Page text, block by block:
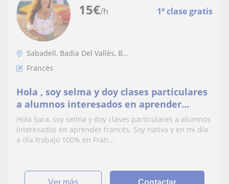
15€/h 1ª clase gratis
Sabadell, Badia Del Vallès, B...
Francés
Hola , soy selma y doy clases particulares
a alumnos interesados en aprender
francés. Soy nativa y en mi día a día
trabajo 100% en Francia. . Si crees que te
puede interesar no dudes en contactar
Hola Sara, soy selma y doy clases particulares a alumnos
interesados en aprender francés. Soy nativa y en mi día
a día trabajo 100% en Fran...
ver más Contactar